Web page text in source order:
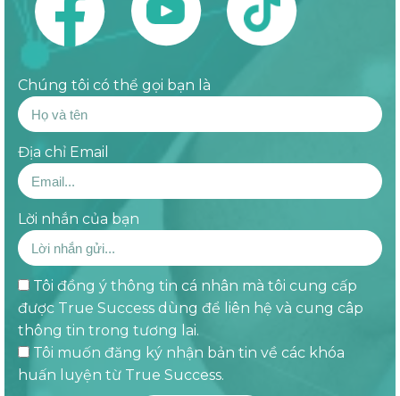
Chúng tôi có thể gọi bạn là
Địa chỉ Email
Lời nhắn của bạn
Tôi đồng ý thông tin cá nhân mà tôi cung cấp
được True Success dùng để liên hệ và cung câp
thông tin trong tương lai.
Tôi muốn đăng ký nhận bản tin về các khóa
huấn luyện từ True Success.